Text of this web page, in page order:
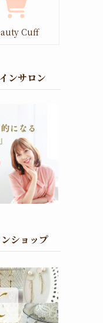
Cuff
ンサロン
ショップ